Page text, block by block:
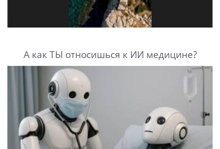
А как ТЫ относишься к ИИ медицине?